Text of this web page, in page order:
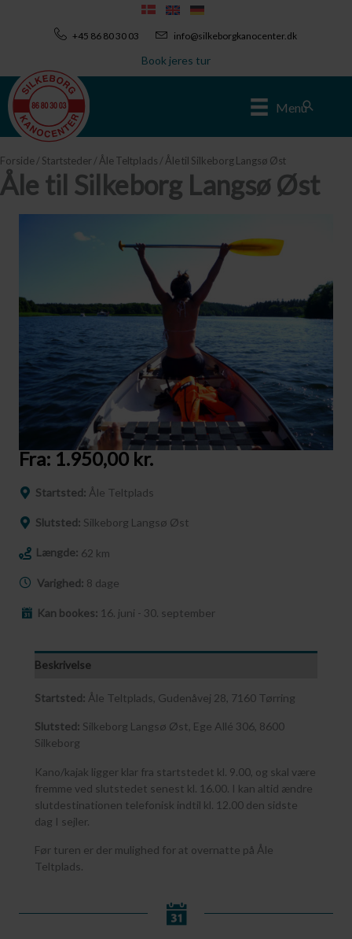
+45 86 80 30 03 info@silkeborgkanocenter.dk
Book jeres tur
Menu
Forside/ Startsteder / Åle Teltplads / Åle til Silkeborg Langsø Øst
Åle til Silkeborg Langsø Øst
Fra: 1.950,00 kr.
Startsted: Åle Teltplads
Slutsted: Silkeborg Langsø Øst
Længde: 62 km
Varighed: 8 dage
Kan bookes: 16. juni - 30. september
Beskrivelse
Startsted: Åle Teltplads, Gudenåvej 28, 7160 Tørring
Slutsted: Silkeborg Langsø Øst, Ege Allé 306, 8600
Silkeborg
Kano/kajak ligger klar fra startstedet kl. 9.00, og skal være
fremme ved slutstedet senest kl. 16.00. I kan altid ændre
slutdestinationen telefonisk indtil kl. 12.00 den sidste
dag I sejler.
Før turen er der mulighed for at overnatte på Åle
Teltplads.